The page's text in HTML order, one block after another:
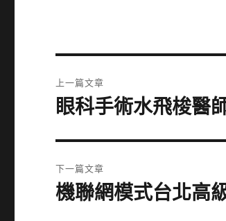
章
上一篇文章
上
篇
文
章:
眼科手術水飛梭醫
下一篇文章
下
機聯網模式台北高